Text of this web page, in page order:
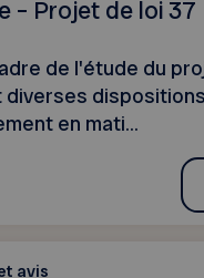
– Projet de loi 37
de l'étude du
diverses
en mati...
avis